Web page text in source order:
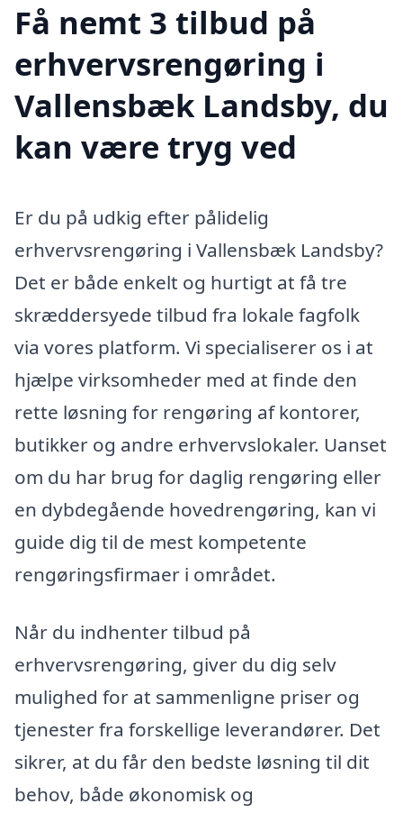
Få nemt 3 tilbud på
erhvervsrengøring i
Vallensbæk Landsby, du
kan være tryg ved
Er du på udkig efter pålidelig
erhvervsrengøring i Vallensbæk Landsby?
Det er både enkelt og hurtigt at få tre
skræddersyede tilbud fra lokale fagfolk
via vores platform. Vi specialiserer os i at
hjælpe virksomheder med at finde den
rette løsning for rengøring af kontorer,
butikker og andre erhvervslokaler. Uanset
om du har brug for daglig rengøring eller
en dybdegående hovedrengøring, kan vi
guide dig til de mest kompetente
rengøringsfirmaer i området.
Når du indhenter tilbud på
erhvervsrengøring, giver du dig selv
mulighed for at sammenligne priser og
tjenester fra forskellige leverandører. Det
sikrer, at du får den bedste løsning til dit
behov, både økonomisk og